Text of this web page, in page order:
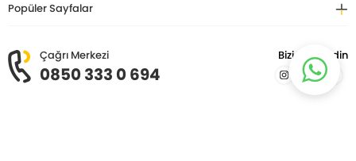
Popüler Sayfalar
Çağrı Merkezi
0850 333 0 694
Bizi Takip Edin